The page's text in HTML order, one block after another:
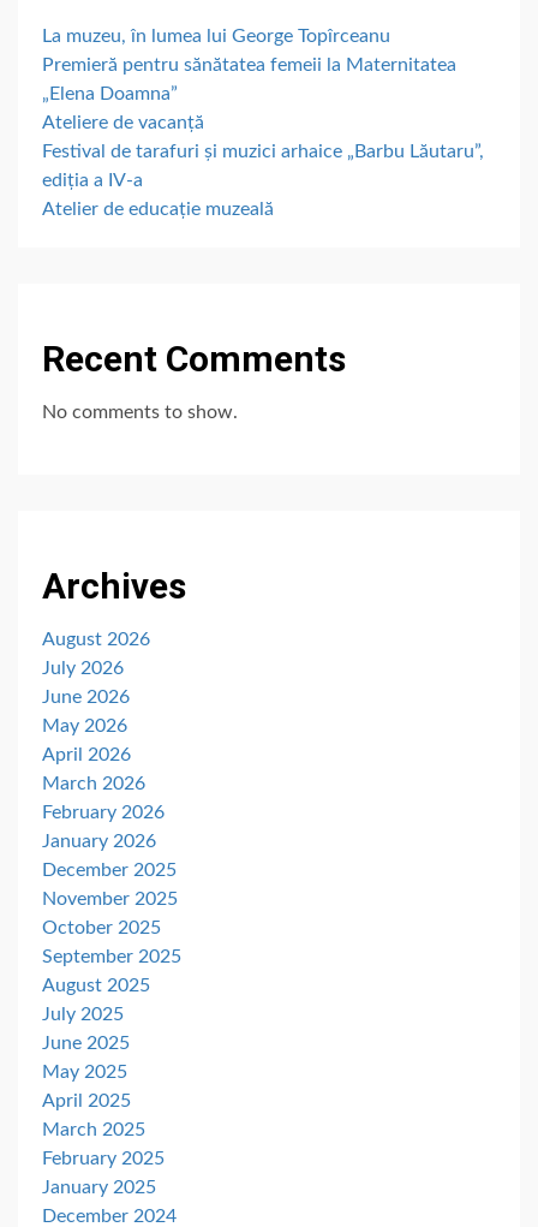
La muzeu, în lumea lui George Topîrceanu
Premieră pentru sănătatea femeii la Maternitatea
„Elena Doamna”
Ateliere de vacanță
Festival de tarafuri și muzici arhaice „Barbu Lăutaru”,
ediția a IV-a
Atelier de educație muzeală
Recent Comments
No comments to show.
Archives
August 2026
July 2026
June 2026
May 2026
April 2026
March 2026
February 2026
January 2026
December 2025
November 2025
October 2025
September 2025
August 2025
July 2025
June 2025
May 2025
April 2025
March 2025
February 2025
January 2025
December 2024